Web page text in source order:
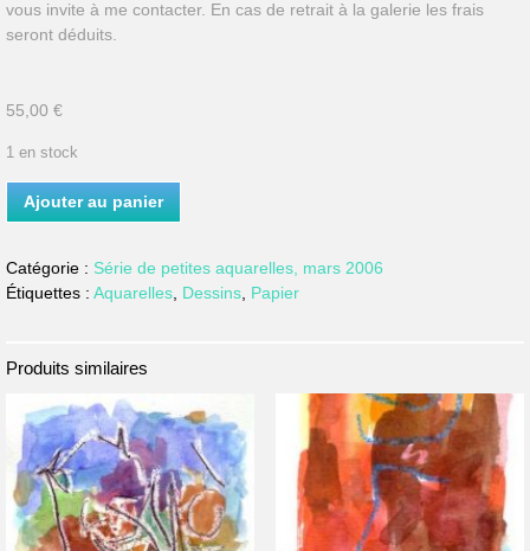
vous invite à me contacter. En cas de retrait à la galerie les frais
seront déduits.
55,00 €
1 en stock
quantité
06
-
Ajouter au panier
Catégorie : Série de petites aquarelles, mars 2006
Étiquettes : Aquarelles Dessins Papier
Produits similaires